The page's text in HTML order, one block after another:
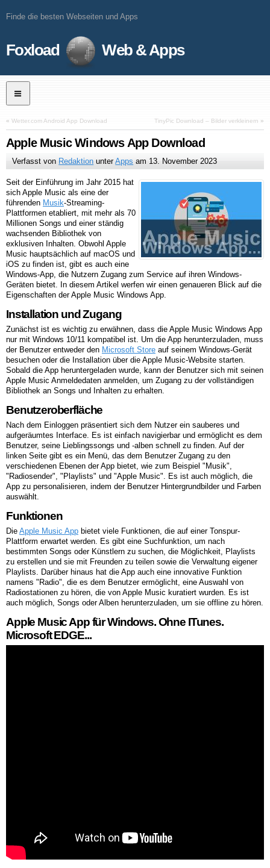
Finde die besten Webseiten und Apps
Foxload Web & Apps
« Wetter.com Android App Download TinyPic Download – Bilder verkleinern »
Apple Music Windows App Download
Verfasst von Redaktion unterApps am 13. November 2023
Seit der Einführung im Jahr 2015 hat
sich Apple Music als eine der
führenden Musik-Streaming-
Plattformen etabliert, mit mehr als 70
Millionen Songs und einer ständig
wachsenden Bibliothek von
exklusiven Inhalten. Obwohl Apple
Music hauptsächlich auf macOS und
iOS zu finden ist, gibt es auch eine
Windows-App, die Nutzern Zugang zum Service auf ihren Windows-
Geräten bietet. In diesem Artikel werfen wir einen genaueren Blick auf die
Eigenschaften der Apple Music Windows App.
Installation und Zugang
Zunächst ist es wichtig zu erwähnen, dass die Apple Music Windows App
nur mit Windows 10/11 kompatibel ist. Um die App herunterzuladen, muss
der Benutzer entweder den Microsoft Store auf seinem Windows-Gerät
besuchen oder die Installation über die Apple Music-Website starten.
Sobald die App heruntergeladen wurde, kann der Benutzer sich mit seinen
Apple Music Anmeldedaten anmelden, um Zugang zu der vollständigen
Bibliothek an Songs und Inhalten zu erhalten.
Benutzeroberfläche
Nach dem Einloggen präsentiert sich dem Nutzer ein sauberes und
aufgeräumtes Interface. Es ist einfach navigierbar und ermöglicht es dem
Benutzer, seine Lieblingssongs und -alben schnell zu finden. Auf der
linken Seite gibt es ein Menü, das dem Benutzer Zugang zu den
verschiedenen Ebenen der App bietet, wie zum Beispiel "Musik",
"Radiosender", "Playlists" und "Apple Music". Es ist auch möglich, die
App zu personalisieren, indem der Benutzer Hintergrundbilder und Farben
auswählt.
Funktionen
Die Apple Music App bietet viele Funktionen, die auf einer Tonspur-
Plattform erwartet werden. Es gibt eine Suchfunktion, um nach
bestimmten Songs oder Künstlern zu suchen, die Möglichkeit, Playlists
zu erstellen und sie mit Freunden zu teilen sowie die Verwaltung eigener
Playlists. Darüber hinaus hat die App auch eine innovative Funktion
namens "Radio", die es dem Benutzer ermöglicht, eine Auswahl von
Radiostationen zu hören, die von Apple Music kuratiert wurden. Es ist
auch möglich, Songs oder Alben herunterzuladen, um sie offline zu hören.
Apple Music App für Windows. Ohne ITunes.
Microsoft EDGE...